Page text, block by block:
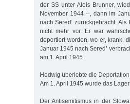
der SS unter Alois Brunner,
November 1944 –, dann im
nach Sered‘ zurückgebracht.
nicht mehr vor. Er war
deportiert worden, wo er, krank,
Januar 1945 nach Sered’
am 1. April 1945.
Hedwig überlebte die
Am 1. April 1945 wurde das
Der Antisemitismus in der